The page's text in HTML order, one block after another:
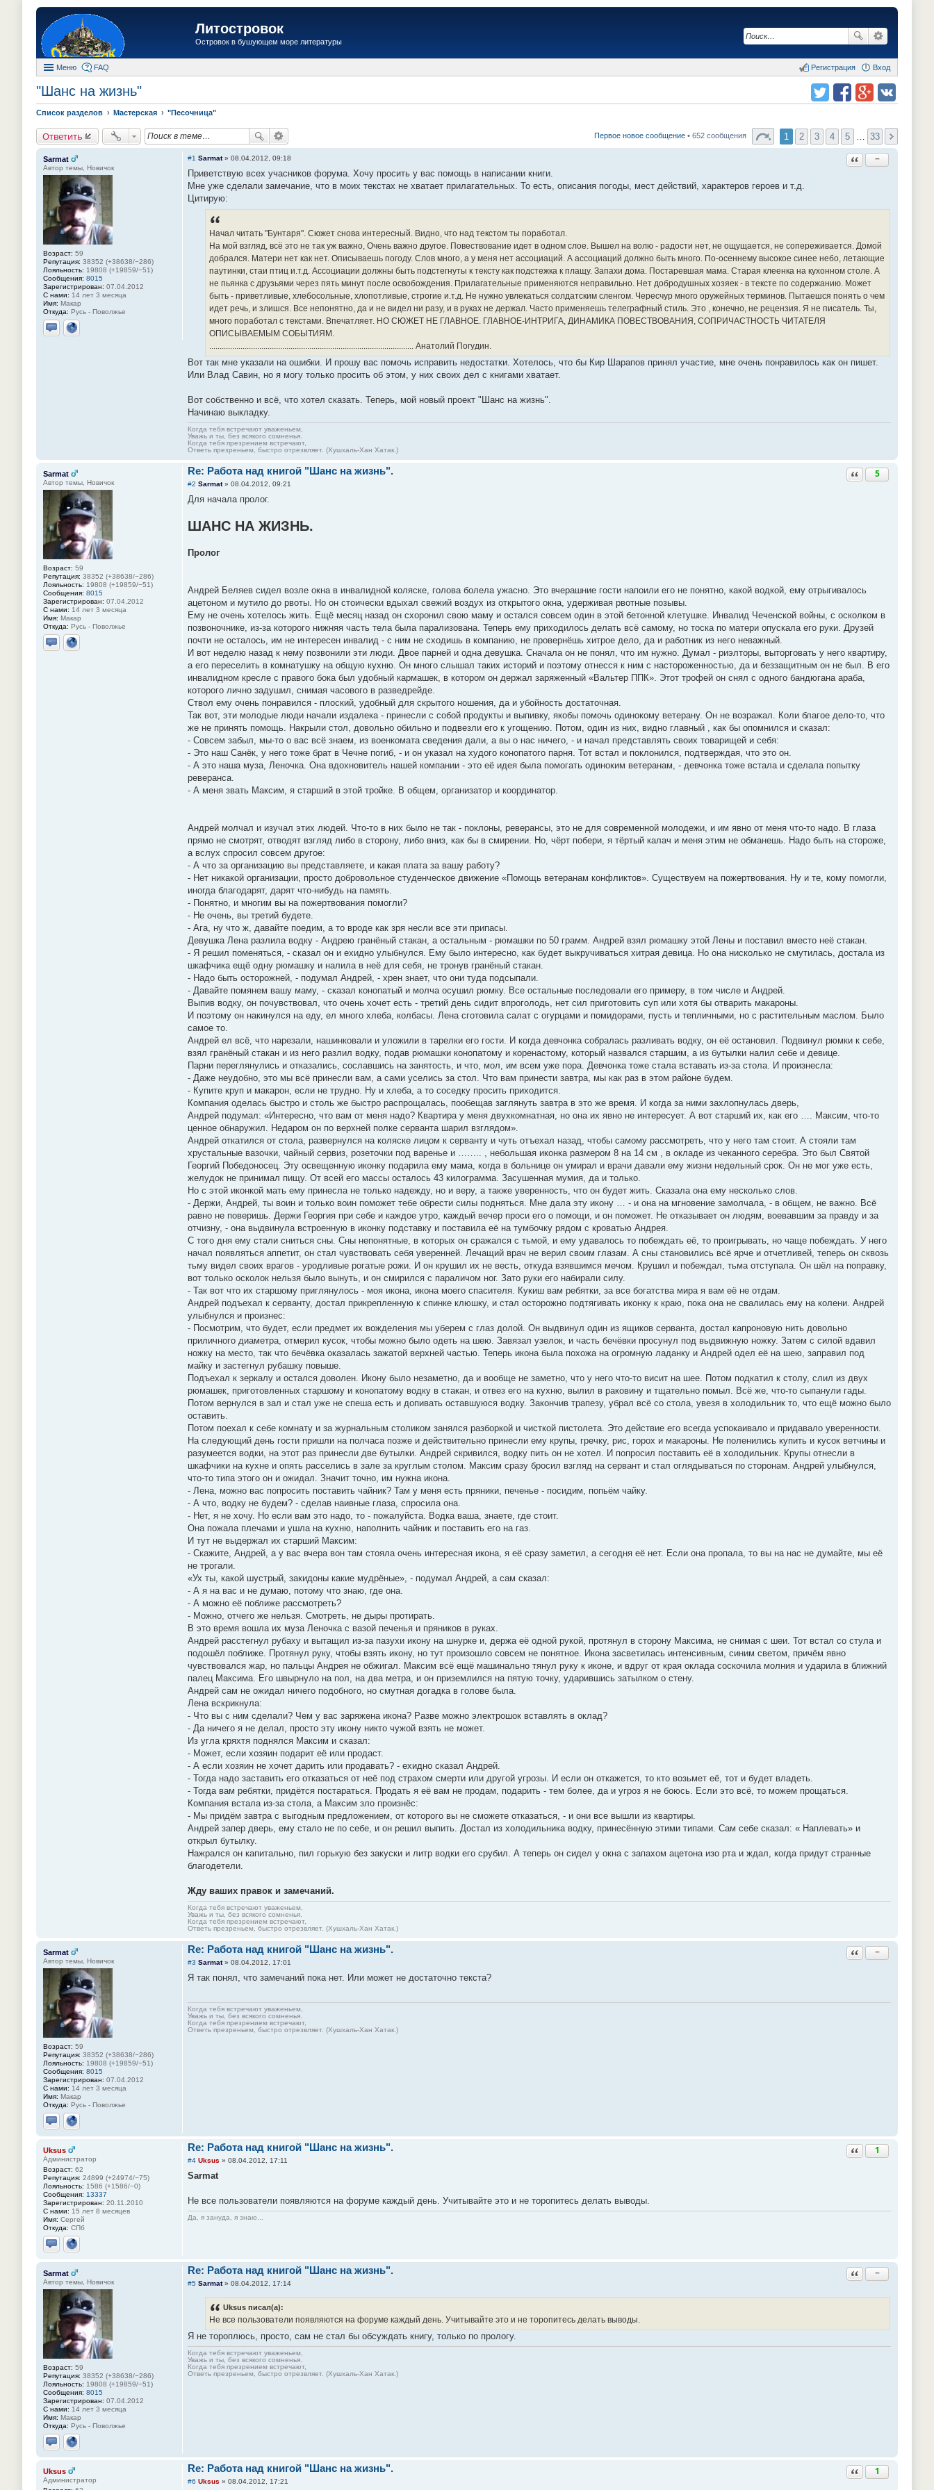
Литостровок
Островок в бушующем море литературы
Меню FAQ Вход
Регистрация
"Шанс на жизнь"
Список разделов Мастерская "Песочница"
Ответить Первое новое сообщение • 652 сообщения 1 2 3 4 5 33
Sarmat
Автор темы, Новичок
Возраст: 59
Репутация: 38352 (+38638/−286)
Лояльность: 19808 (+19859/−51)
Сообщения: 8015
Зарегистрирован: 07.04.2012
С нами: 14 лет 3 месяца
Имя: Макар
Откуда: Русь - Поволжье
Отправить личное сообщение
Сайт
Ответить с цитатой
−
#1 Sarmat» 08.04.2012, 09:18
Приветствую всех учасников форума. Хочу просить у вас помощь в написании книги.
Мне уже сделали замечание, что в моих текстах не хватает прилагательных. То есть, описания погоды, мест действий, характеров героев и т.д.
Цитирую:
Начал читать "Бунтаря". Сюжет снова интересный. Видно, что над текстом ты поработал.
На мой взгляд, всё это не так уж важно, Очень важно другое. Повествование идет в одном слое. Вышел на волю - радости нет, не ощущается, не сопереживается. Домой
добрался. Матери нет как нет. Описываешь погоду. Слов много, а у меня нет ассоциаций. А ассоциаций должно быть много. По-осеннему высокое синее небо, летающие
паутинки, стаи птиц и.т.д. Ассоциации должны быть подстегнуты к тексту как подстежка к плащу. Запахи дома. Постаревшая мама. Старая клеенка на кухонном столе. А
не пьянка с друзьями через пять минут после освобождения. Прилагательные применяются неправильно. Нет добродушных хозяек - в тексте по содержанию. Может
быть - приветливые, хлебосольные, хлопотливые, строгие и.т.д. Не нужно увлекаться солдатским сленгом. Чересчур много оружейных терминов. Пытаешся понять о чем
идет речь, и злишся. Все непонятно, да и не видел ни разу, и в руках не держал. Часто применяешь телеграфный стиль. Это , конечно, не рецензия. Я не писатель. Ты,
много поработал с текстами. Впечатляет. НО СЮЖЕТ НЕ ГЛАВНОЕ. ГЛАВНОЕ-ИНТРИГА, ДИНАМИКА ПОВЕСТВОВАНИЯ, СОПРИЧАСТНОСТЬ ЧИТАТЕЛЯ
ОПИСЫВАЕМЫМ СОБЫТИЯМ.
.................................................................................................. Анатолий Погудин.
Вот так мне указали на ошибки. И прошу вас помочь исправить недостатки. Хотелось, что бы Кир Шарапов принял участие, мне очень понравилось как он пишет.
Или Влад Савин, но я могу только просить об этом, у них своих дел с книгами хватает.
Вот собственно и всё, что хотел сказать. Теперь, мой новый проект "Шанс на жизнь".
Начинаю выкладку.
Когда тебя встречают уваженьем,
Уважь и ты, без всякого сомненья.
Когда тебя презрением встречают,
Ответь презреньем, быстро отрезвляет. (Хушхаль-Хан Хатак.)
Sarmat
Автор темы, Новичок
Возраст: 59
Репутация: 38352 (+38638/−286)
Лояльность: 19808 (+19859/−51)
Сообщения: 8015
Зарегистрирован: 07.04.2012
С нами: 14 лет 3 месяца
Имя: Макар
Откуда: Русь - Поволжье
Отправить личное сообщение
Сайт
Re: Работа над книгой "Шанс на жизнь". Ответить с цитатой
5
#2 Sarmat» 08.04.2012, 09:21
Для начала пролог.
ШАНС НА ЖИЗНЬ.
Пролог
Андрей Беляев сидел возле окна в инвалидной коляске, голова болела ужасно. Это вчерашние гости напоили его не понятно, какой водкой, ему отрыгивалось
ацетоном и мутило до рвоты. Но он стоически вдыхал свежий воздух из открытого окна, удерживая рвотные позывы.
Ему не очень хотелось жить. Ещё месяц назад он схоронил свою маму и остался совсем один в этой бетонной клетушке. Инвалид Чеченской войны, с осколком в
позвоночнике, из-за которого нижняя часть тела была парализована. Теперь ему приходилось делать всё самому, но тоска по матери опускала его руки. Друзей
почти не осталось, им не интересен инвалид - с ним не сходишь в компанию, не провернёшь хитрое дело, да и работник из него неважный.
И вот неделю назад к нему позвонили эти люди. Двое парней и одна девушка. Сначала он не понял, что им нужно. Думал - риэлторы, выторговать у него квартиру,
а его переселить в комнатушку на общую кухню. Он много слышал таких историй и поэтому отнесся к ним с настороженностью, да и беззащитным он не был. В его
инвалидном кресле с правого бока был удобный кармашек, в котором он держал заряженный «Вальтер ППК». Этот трофей он снял с одного бандюгана араба,
которого лично задушил, снимая часового в разведрейде.
Ствол ему очень понравился - плоский, удобный для скрытого ношения, да и убойность достаточная.
Так вот, эти молодые люди начали издалека - принесли с собой продукты и выпивку, якобы помочь одинокому ветерану. Он не возражал. Коли благое дело-то, что
же не принять помощь. Накрыли стол, довольно обильно и подвезли его к угощению. Потом, один из них, видно главный , как бы опомнился и сказал:
- Совсем забыл, мы-то о вас всё знаем, из военкомата сведения дали, а вы о нас ничего, - и начал представлять своих товарищей и себя:
- Это наш Санёк, у него тоже брат в Чечне погиб, - и он указал на худого конопатого парня. Тот встал и поклонился, подтверждая, что это он.
- А это наша муза, Леночка. Она вдохновитель нашей компании - это её идея была помогать одиноким ветеранам, - девчонка тоже встала и сделала попытку
реверанса.
- А меня звать Максим, я старший в этой тройке. В общем, организатор и координатор.
Андрей молчал и изучал этих людей. Что-то в них было не так - поклоны, реверансы, это не для современной молодежи, и им явно от меня что-то надо. В глаза
прямо не смотрят, отводят взгляд либо в сторону, либо вниз, как бы в смирении. Но, чёрт побери, я тёртый калач и меня этим не обманешь. Надо быть на стороже,
а вслух спросил совсем другое:
- А что за организацию вы представляете, и какая плата за вашу работу?
- Нет никакой организации, просто добровольное студенческое движение «Помощь ветеранам конфликтов». Существуем на пожертвования. Ну и те, кому помогли,
иногда благодарят, дарят что-нибудь на память.
- Понятно, и многим вы на пожертвования помогли?
- Не очень, вы третий будете.
- Ага, ну что ж, давайте поедим, а то вроде как зря несли все эти припасы.
Девушка Лена разлила водку - Андрею гранёный стакан, а остальным - рюмашки по 50 грамм. Андрей взял рюмашку этой Лены и поставил вместо неё стакан.
- Я решил поменяться, - сказал он и ехидно улыбнулся. Ему было интересно, как будет выкручиваться хитрая девица. Но она нисколько не смутилась, достала из
шкафчика ещё одну рюмашку и налила в неё для себя, не тронув гранёный стакан.
- Надо быть осторожней, - подумал Андрей, - хрен знает, что они туда подсыпали.
- Давайте помянем вашу маму, - сказал конопатый и молча осушил рюмку. Все остальные последовали его примеру, в том числе и Андрей.
Выпив водку, он почувствовал, что очень хочет есть - третий день сидит впроголодь, нет сил приготовить суп или хотя бы отварить макароны.
И поэтому он накинулся на еду, ел много хлеба, колбасы. Лена сготовила салат с огурцами и помидорами, пусть и тепличными, но с растительным маслом. Было
самое то.
Андрей ел всё, что нарезали, нашинковали и уложили в тарелки его гости. И когда девчонка собралась разливать водку, он её остановил. Подвинул рюмки к себе,
взял гранёный стакан и из него разлил водку, подав рюмашки конопатому и коренастому, который назвался старшим, а из бутылки налил себе и девице.
Парни переглянулись и отказались, сославшись на занятость, и что, мол, им всем уже пора. Девчонка тоже стала вставать из-за стола. И произнесла:
- Даже неудобно, это мы всё принесли вам, а сами уселись за стол. Что вам принести завтра, мы как раз в этом районе будем.
- Купите круп и макарон, если не трудно. Ну и хлеба, а то соседку просить приходится.
Компания оделась быстро и столь же быстро распрощалась, пообещав заглянуть завтра в это же время. И когда за ними захлопнулась дверь,
Андрей подумал: «Интересно, что вам от меня надо? Квартира у меня двухкомнатная, но она их явно не интересует. А вот старший их, как его …. Максим, что-то
ценное обнаружил. Недаром он по верхней полке серванта шарил взглядом».
Андрей откатился от стола, развернулся на коляске лицом к серванту и чуть отъехал назад, чтобы самому рассмотреть, что у него там стоит. А стояли там
хрустальные вазочки, чайный сервиз, розеточки под варенье и …….. , небольшая иконка размером 8 на 14 см , в окладе из чеканного серебра. Это был Святой
Георгий Победоносец. Эту освещенную иконку подарила ему мама, когда в больнице он умирал и врачи давали ему жизни недельный срок. Он не мог уже есть,
желудок не принимал пищу. От всей его массы осталось 43 килограмма. Засушенная мумия, да и только.
Но с этой иконкой мать ему принесла не только надежду, но и веру, а также уверенность, что он будет жить. Сказала она ему несколько слов.
- Держи, Андрей, ты воин и только воин поможет тебе обрести силы подняться. Мне дала эту икону … - и она на мгновение замолчала, - в общем, не важно. Всё
равно не поверишь. Держи Георгия при себе и каждое утро, каждый вечер проси его о помощи, и он поможет. Не отказывает он людям, воевавшим за правду и за
отчизну, - она выдвинула встроенную в иконку подставку и поставила её на тумбочку рядом с кроватью Андрея.
С того дня ему стали сниться сны. Сны непонятные, в которых он сражался с тьмой, и ему удавалось то побеждать её, то проигрывать, но чаще побеждать. У него
начал появляться аппетит, он стал чувствовать себя уверенней. Лечащий врач не верил своим глазам. А сны становились всё ярче и отчетливей, теперь он сквозь
тьму видел своих врагов - уродливые рогатые рожи. И он крушил их не весть, откуда взявшимся мечом. Крушил и побеждал, тьма отступала. Он шёл на поправку,
вот только осколок нельзя было вынуть, и он смирился с параличом ног. Зато руки его набирали силу.
- Так вот что их старшому приглянулось - моя икона, икона моего спасителя. Кукиш вам ребятки, за все богатства мира я вам её не отдам.
Андрей подъехал к серванту, достал прикрепленную к спинке клюшку, и стал осторожно подтягивать иконку к краю, пока она не свалилась ему на колени. Андрей
улыбнулся и произнес:
- Посмотрим, что будет, если предмет их вожделения мы уберем с глаз долой. Он выдвинул один из ящиков серванта, достал капроновую нить довольно
приличного диаметра, отмерил кусок, чтобы можно было одеть на шею. Завязал узелок, и часть бечёвки просунул под выдвижную ножку. Затем с силой вдавил
ножку на место, так что бечёвка оказалась зажатой верхней частью. Теперь икона была похожа на огромную ладанку и Андрей одел её на шею, заправил под
майку и застегнул рубашку повыше.
Подъехал к зеркалу и остался доволен. Икону было незаметно, да и вообще не заметно, что у него что-то висит на шее. Потом подкатил к столу, слил из двух
рюмашек, приготовленных старшому и конопатому водку в стакан, и отвез его на кухню, вылил в раковину и тщательно помыл. Всё же, что-то сыпанули гады.
Потом вернулся в зал и стал уже не спеша есть и допивать оставшуюся водку. Закончив трапезу, убрал всё со стола, увезя в холодильник то, что ещё можно было
оставить.
Потом поехал к себе комнату и за журнальным столиком занялся разборкой и чисткой пистолета. Это действие его всегда успокаивало и придавало уверенности.
На следующий день гости пришли на полчаса позже и действительно принесли ему крупы, гречку, рис, горох и макароны. Не поленились купить и кусок ветчины и
разумеется водки, на этот раз принесли две бутылки. Андрей скривился, водку пить он не хотел. И попросил поставить её в холодильник. Крупы отнесли в
шкафчики на кухне и опять расселись в зале за круглым столом. Максим сразу бросил взгляд на сервант и стал оглядываться по сторонам. Андрей улыбнулся,
что-то типа этого он и ожидал. Значит точно, им нужна икона.
- Лена, можно вас попросить поставить чайник? Там у меня есть пряники, печенье - посидим, попьём чайку.
- А что, водку не будем? - сделав наивные глаза, спросила она.
- Нет, я не хочу. Но если вам это надо, то - пожалуйста. Водка ваша, знаете, где стоит.
Она пожала плечами и ушла на кухню, наполнить чайник и поставить его на газ.
И тут не выдержал их старший Максим:
- Скажите, Андрей, а у вас вчера вон там стояла очень интересная икона, я её сразу заметил, а сегодня её нет. Если она пропала, то вы на нас не думайте, мы её
не трогали.
«Ух ты, какой шустрый, закидоны какие мудрёные», - подумал Андрей, а сам сказал:
- А я на вас и не думаю, потому что знаю, где она.
- А можно её поближе рассмотреть?
- Можно, отчего же нельзя. Смотреть, не дыры протирать.
В это время вошла их муза Леночка с вазой печенья и пряников в руках.
Андрей расстегнул рубаху и вытащил из-за пазухи икону на шнурке и, держа её одной рукой, протянул в сторону Максима, не снимая с шеи. Тот встал со стула и
подошёл поближе. Протянул руку, чтобы взять икону, но тут произошло совсем не понятное. Икона засветилась интенсивным, синим светом, причём явно
чувствовался жар, но пальцы Андрея не обжигал. Максим всё ещё машинально тянул руку к иконе, и вдруг от края оклада соскочила молния и ударила в ближний
палец Максима. Его швырнуло на пол, на два метра, и он приземлился на пятую точку, ударившись затылком о стену.
Андрей сам не ожидал ничего подобного, но смутная догадка в голове была.
Лена вскрикнула:
- Что вы с ним сделали? Чем у вас заряжена икона? Разве можно электрошок вставлять в оклад?
- Да ничего я не делал, просто эту икону никто чужой взять не может.
Из угла кряхтя поднялся Максим и сказал:
- Может, если хозяин подарит её или продаст.
- А если хозяин не хочет дарить или продавать? - ехидно сказал Андрей.
- Тогда надо заставить его отказаться от неё под страхом смерти или другой угрозы. И если он откажется, то кто возьмет её, тот и будет владеть.
- Тогда вам ребятки, придётся постараться. Продать я её вам не продам, подарить - тем более, да и угроз я не боюсь. Если это всё, то можем прощаться.
Компания встала из-за стола, а Максим зло произнёс:
- Мы придём завтра с выгодным предложением, от которого вы не сможете отказаться, - и они все вышли из квартиры.
Андрей запер дверь, ему стало не по себе, и он решил выпить. Достал из холодильника водку, принесённую этими типами. Сам себе сказал: « Наплевать» и
открыл бутылку.
Нажрался он капитально, пил горькую без закуски и литр водки его срубил. А теперь он сидел у окна с запахом ацетона изо рта и ждал, когда придут странные
благодетели.
Жду ваших правок и замечаний.
Когда тебя встречают уваженьем,
Уважь и ты, без всякого сомненья.
Когда тебя презрением встречают,
Ответь презреньем, быстро отрезвляет. (Хушхаль-Хан Хатак.)
Sarmat
Автор темы, Новичок
Возраст: 59
Репутация: 38352 (+38638/−286)
Лояльность: 19808 (+19859/−51)
Сообщения: 8015
Зарегистрирован: 07.04.2012
С нами: 14 лет 3 месяца
Имя: Макар
Откуда: Русь - Поволжье
Отправить личное сообщение
Сайт
Re: Работа над книгой "Шанс на жизнь". Ответить с цитатой
−
#3 Sarmat» 08.04.2012, 17:01
Я так понял, что замечаний пока нет. Или может не достаточно текста?
Когда тебя встречают уваженьем,
Уважь и ты, без всякого сомненья.
Когда тебя презрением встречают,
Ответь презреньем, быстро отрезвляет. (Хушхаль-Хан Хатак.)
Uksus
Администратор
Возраст: 62
Репутация: 24899 (+24974/−75)
Лояльность: 1586 (+1586/−0)
Сообщения: 13337
Зарегистрирован: 20.11.2010
С нами: 15 лет 8 месяцев
Имя: Сергей
Откуда: СПб
Отправить личное сообщение
Сайт
Re: Работа над книгой "Шанс на жизнь". Ответить с цитатой
1
#4 Uksus » 08.04.2012, 17:11
Sarmat
Не все пользователи появляются на форуме каждый день. Учитывайте это и не торопитесь делать выводы.
Да, я зануда, я знаю...
Sarmat
Автор темы, Новичок
Возраст: 59
Репутация: 38352 (+38638/−286)
Лояльность: 19808 (+19859/−51)
Сообщения: 8015
Зарегистрирован: 07.04.2012
С нами: 14 лет 3 месяца
Имя: Макар
Откуда: Русь - Поволжье
Отправить личное сообщение
Сайт
Re: Работа над книгой "Шанс на жизнь". Ответить с цитатой
−
#5 Sarmat» 08.04.2012, 17:14
Uksus писал(а):
Не все пользователи появляются на форуме каждый день. Учитывайте это и не торопитесь делать выводы.
Я не тороплюсь, просто, сам не стал бы обсуждать книгу, только по прологу.
Когда тебя встречают уваженьем,
Уважь и ты, без всякого сомненья.
Когда тебя презрением встречают,
Ответь презреньем, быстро отрезвляет. (Хушхаль-Хан Хатак.)
Uksus
Администратор
Re: Работа над книгой "Шанс на жизнь". Ответить с цитатой
1
#6 Uksus » 08.04.2012, 17:21